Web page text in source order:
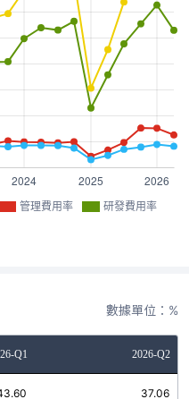
管理費用率 研發費用率
數據單位：%
Q1 2026-Q2
37.06